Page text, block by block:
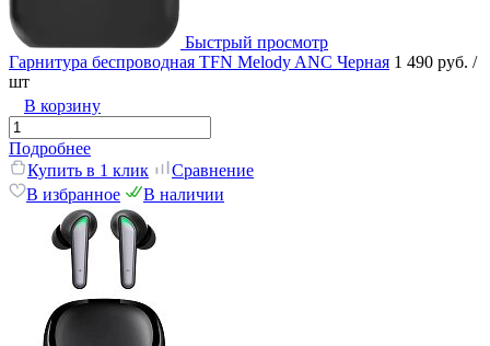
Быстрый просмотр
Гарнитура беспроводная TFN Melody ANC Черная 1 490 руб. /
шт
В корзину
Подробнее
Купить в 1 клик
Сравнение
В избранное
В наличии